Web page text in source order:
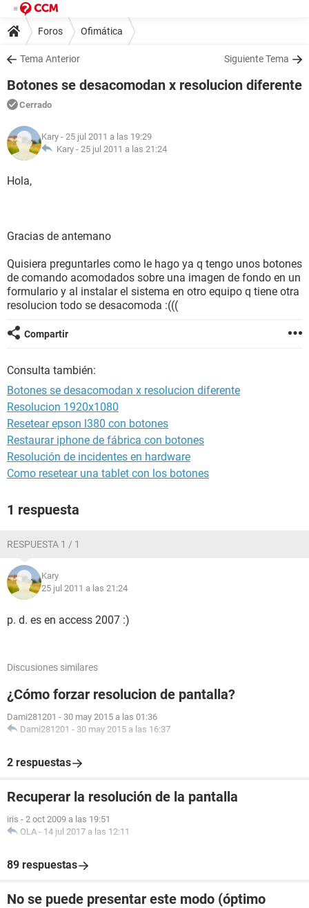
Foros Ofimática
Tema Anterior Siguiente Tema
Botones se desacomodan x resolucion diferente
Cerrado
Kary - 25 jul 2011 a las 19:29
Kary - 25 jul 2011 a las 21:24
Hola,
Gracias de antemano
Quisiera preguntarles como le hago ya q tengo unos botones
de comando acomodados sobre una imagen de fondo en un
formulario y al instalar el sistema en otro equipo q tiene otra
resolucion todo se desacomoda :(((
Compartir
Consulta también:
Botones se desacomodan x resolucion diferente
Resolucion 1920x1080
Resetear epson l380 con botones
Restaurar iphone de fábrica con botones
Resolución de incidentes en hardware
Como resetear una tablet con los botones
1 respuesta
RESPUESTA 1 / 1
Kary
25 jul 2011 a las 21:24
p. d. es en access 2007 :)
Discusiones similares
¿Cómo forzar resolucion de pantalla?
Dami281201 - 30 may 2015 a las 01:36
Dami281201 - 30 may 2015 a las 16:37
2 respuestas
Recuperar la resolución de la pantalla
iris - 2 oct 2009 a las 19:51
OLA - 14 jul 2017 a las 12:11
89 respuestas
No se puede presentar este modo (óptimo